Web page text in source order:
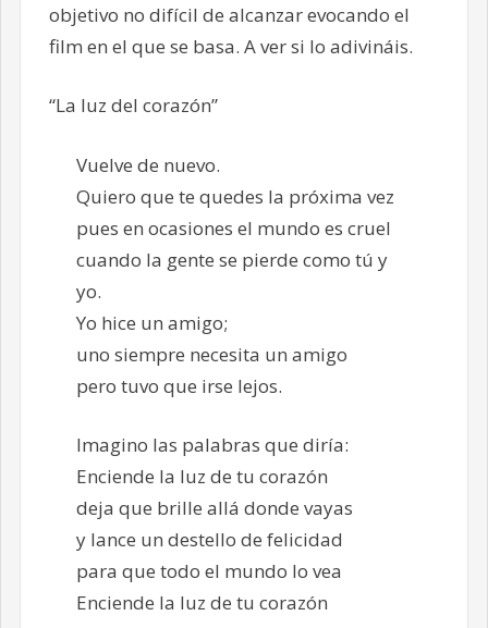
objetivo no difícil de alcanzar evocando el
film en el que se basa. A ver si lo adivináis.
“La luz del corazón”
Vuelve de nuevo.
Quiero que te quedes la próxima vez
pues en ocasiones el mundo es cruel
cuando la gente se pierde como tú y
yo.
Yo hice un amigo;
uno siempre necesita un amigo
pero tuvo que irse lejos.
Imagino las palabras que diría:
Enciende la luz de tu corazón
deja que brille allá donde vayas
y lance un destello de felicidad
para que todo el mundo lo vea
Enciende la luz de tu corazón